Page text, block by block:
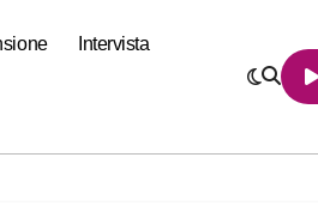
Intervista